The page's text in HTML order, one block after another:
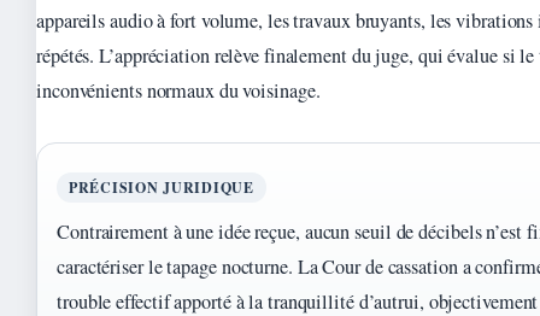
appareils audio à fort volume, les travaux bruyants, les vibrations
répétés. L’appréciation relève finalement du juge, qui évalue si le
inconvénients normaux du voisinage.
PRÉCISION JURIDIQUE
Contrairement à une idée reçue, aucun seuil de décibels n’est
caractériser le tapage nocturne. La Cour de cassation a
trouble effectif apporté à la tranquillité d’autrui,